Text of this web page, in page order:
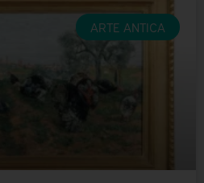
ARTE ANTICA